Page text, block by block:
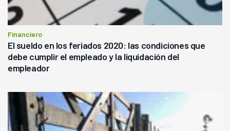
Financiero
El sueldo en los feriados 2020: las condiciones que
debe cumplir el empleado y la liquidación del
empleador